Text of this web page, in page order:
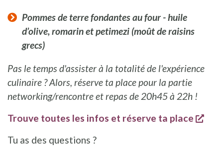
Pommes de terre fondantes au four - huile
d’olive, romarin et petimezi (moût de raisins
grecs)
Pas le temps d'assister à la totalité de l'expérience
culinaire ? Alors, réserve ta place pour la partie
networking/rencontre et repas de 20h45 à 22h !
Trouve toutes les infos et réserve ta place
Tu as des questions ?